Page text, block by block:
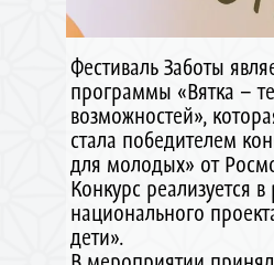
Фестиваль Заботы
программы «Вятка –
возможностей»,
стала победителем
для молодых» от
Конкурс реализуется
национального
дети».